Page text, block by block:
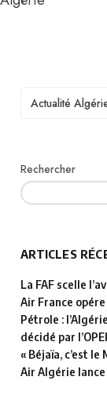
TAGS
Actualité
Rechercher
ARTICLES
La FAF scelle
Air France
Pétrole :
décidé par
« Béjaïa, c’est
Air Algérie